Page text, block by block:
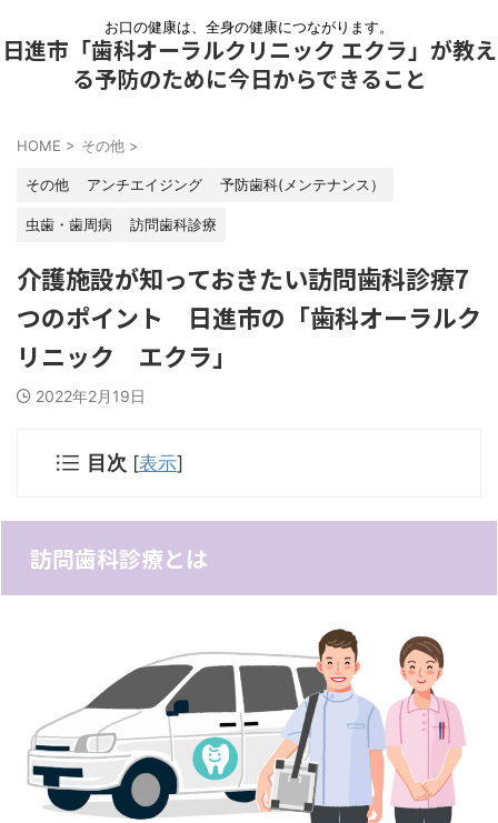
お口の健康は、全身の健康につながります。
日進市「歯科オーラルクリニック エクラ」が教え
る予防のために今日からできること
HOME > その他 >
その他 アンチエイジング 予防歯科(メンテナンス）
虫歯・歯周病 訪問歯科診療
介護施設が知っておきたい訪問歯科診療7
つのポイント 日進市の「歯科オーラルク
リニック エクラ」
2022年2月19日
目次 [表示]
訪問歯科診療とは